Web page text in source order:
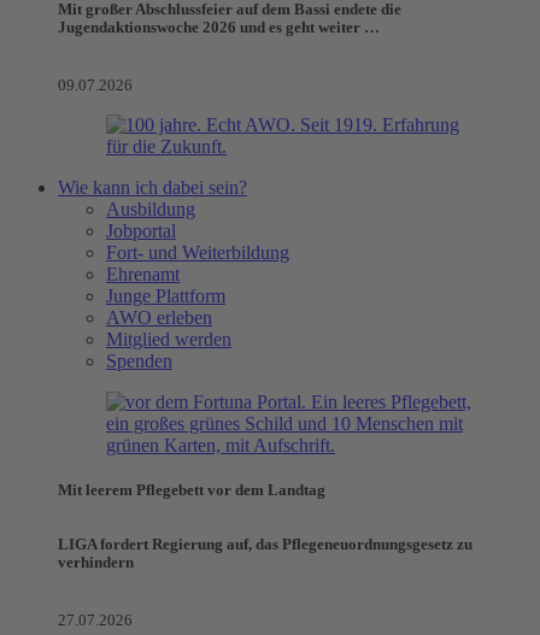
Mit großer Abschlussfeier auf dem Bassi endete die
Jugendaktionswoche 2026 und es geht weiter …
09.07.2026
Wie kann ich dabei sein?
Ausbildung
Jobportal
Fort- und Weiterbildung
Ehrenamt
Junge Plattform
AWO erleben
Mitglied werden
Spenden
Mit leerem Pflegebett vor dem Landtag
LIGA fordert Regierung auf, das Pflegeneuordnungsgesetz zu
verhindern
27.07.2026